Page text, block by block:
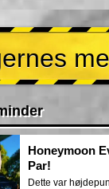
Honeymoon
Par!
Dette var